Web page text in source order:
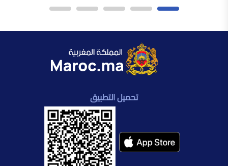
تحميل التطبيق